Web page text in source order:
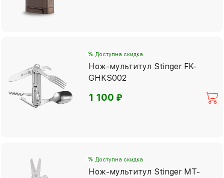
% Доступна скидка
Нож-мультитул Stinger FK-
GHKS002
1 100⃏
% Доступна скидка
Нож-мультитул Stinger MT-